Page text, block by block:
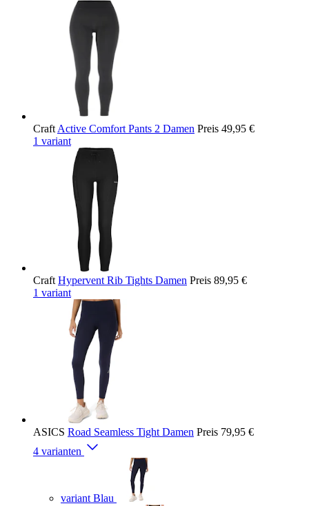
Craft Active Comfort Pants 2 Damen Preis 49,95 €
1 variant
Craft Hypervent Rib Tights Damen Preis 89,95 €
1 variant
ASICS Road Seamless Tight Damen Preis 79,95 €
4 varianten
variant Blau